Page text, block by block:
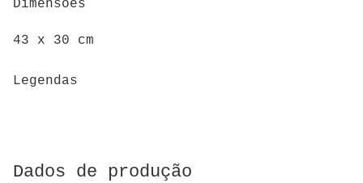
Dimensões
43 x 30 cm
Legendas
Dados de produção